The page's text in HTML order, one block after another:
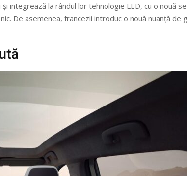
la rândul lor tehnologie LED, cu o nouă
De asemenea, francezii introduc o nouă nuanță de